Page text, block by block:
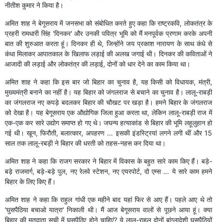
नीतीश कुमार ने किया है।
अमित शाह ने बेगूसराय में जनसभा को संबोधित करते हुए कहा कि राष्ट्रकवि, लोकतंत्र के
प्रहरी रामधारी सिंह 'दिनकर' और उनकी पवित्र भूमि को मैं मनपूर्वक प्रणाम करके अपनी
बात की शुरुआत करता हूं। दिनकर ही थे, जिन्होंने जय प्रकाश नारायण के साथ कंधे से
कंधा मिलाकर आपातकाल के खिलाफ लड़ाई की अलख जगाई थी। दिनकर की कविताओं ने
आजादी की लड़ाई और लोकतंत्र की लड़ाई, दोनों को धार देने का काम किया था।
अमित शाह ने कहा कि इस बार जो बिहार का चुनाव है, यह किसी को विधायक, मंत्री,
मुख्यमंत्री बनाने का नहीं है। यह बिहार को जंगलराज से बचाने का चुनाव है। लालू-राबड़ी
का जंगलराज नए कपड़े बदलकर बिहार की चौखट पर खड़ा है। हमने बिहार के जंगलराज
को देखा है। यह बेगूसराय एक औद्योगिक जिला हुआ करता था, लेकिन लालू-राबड़ी राज में
एक-एक कर सारे उद्योग समाप्त हो गए थे। जघन्य हत्याकांड से बिहार की भूमि लहूलुहान हो
गई थी। खून, फिरौती, बलात्कार, अपहरण ... इसकी इंडस्ट्रियां लगने लगी थीं और 15
साल तक लालू-रबड़ी ने बिहार की धरती को तहस-नहस कर दिया था।
अमित शाह ने कहा कि राजग सरकार ने बिहार में विकास के बहुत सारे काम किए हैं। बड़े-
बड़े राजमार्ग, बड़े-बड़े पुल, नए रेलवे स्टेशन, नए एयरपोर्ट, दो एम्स ... ये सारे काम हमने
बिहार के लिए किए हैं।
अमित शाह ने कहा कि राहुल गांधी एक महीने बाद यहां फिर से आए हैं। पहले आए थे तो
'घुसपैठिया बचाओ यात्रा' निकाली थी। मैं आज बेगूसराय वालों से पूछने आया हूं। क्या
बिहार की मतदाता सूची में घुसपैठिए होने चाहिएं? ये लालू-राहुल दोनों बांग्लादेशी घुसपैठियों